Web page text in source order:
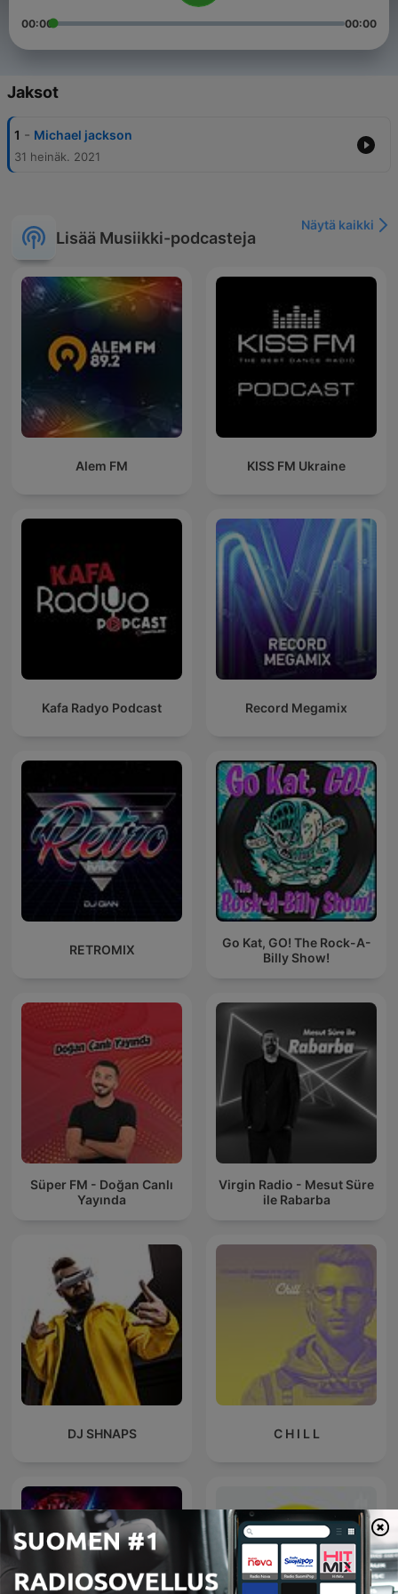
00:00 00:00
Jaksot
1 - Michael jackson
31 heinäk. 2021
Lisää Musiikki-podcasteja
Näytä kaikki
Alem FM KISS FM Ukraine
Kafa Radyo Podcast Record Megamix
RETROMIX
Go Kat, GO! The Rock-A-
Billy Show!
Süper FM - Doğan Canlı
Yayında
Virgin Radio - Mesut Süre
ile Rabarba
DJ SHNAPS C H I L L